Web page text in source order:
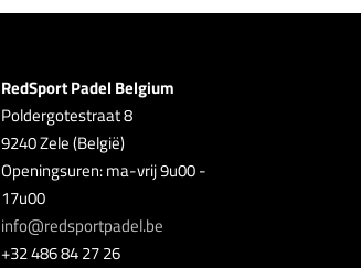
RedSport Padel Belgium
Poldergotestraat 8
9240 Zele (België)
Openingsuren: ma-vrij 9u00 -
17u00
info@redsportpadel.be
+32 486 84 27 26